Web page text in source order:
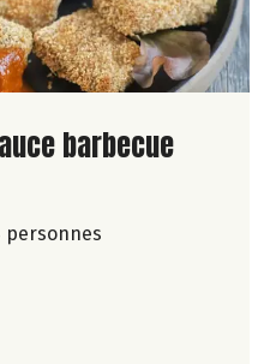
barbecue
personnes